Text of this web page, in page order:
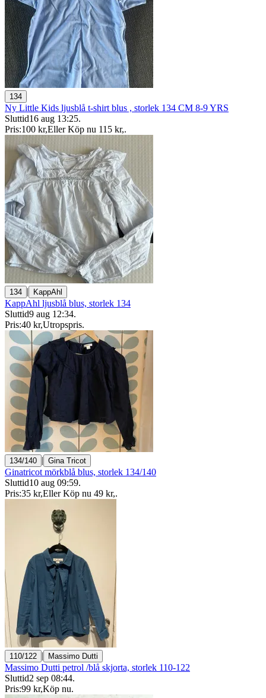
134
Ny Little Kids ljusblå t-shirt blus , storlek 134 CM 8-9 YRS
Sluttid16 aug 13:25.
Pris:100 kr,Eller Köp nu 115 kr,.
134 | KappAhl
KappAhl ljusblå blus, storlek 134
Sluttid9 aug 12:34.
Pris:40 kr,Utropspris.
134/140 | Gina Tricot
Ginatricot mörkblå blus, storlek 134/140
Sluttid10 aug 09:59.
Pris:35 kr,Eller Köp nu 49 kr,.
110/122 | Massimo Dutti
Massimo Dutti petrol /blå skjorta, storlek 110-122
Sluttid2 sep 08:44.
Pris:99 kr,Köp nu.